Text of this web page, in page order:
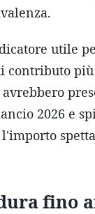
utile
contributo
2026 e
fino